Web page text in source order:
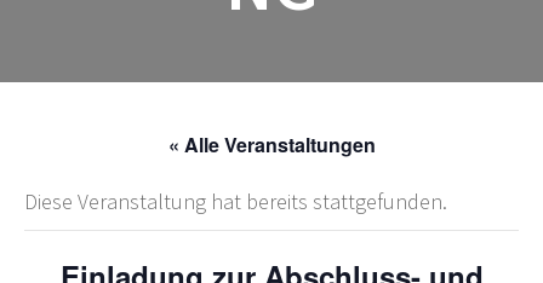
« Alle Veranstaltungen
Diese Veranstaltung hat bereits stattgefunden.